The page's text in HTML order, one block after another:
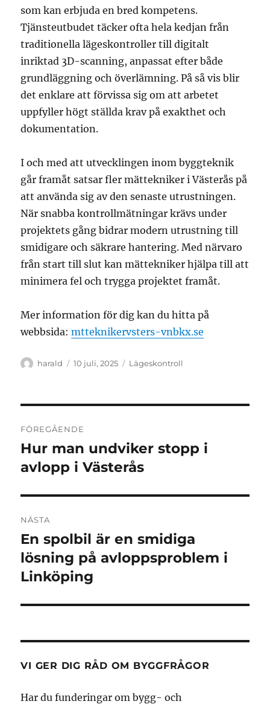
som kan erbjuda en bred kompetens.
Tjänsteutbudet täcker ofta hela kedjan från
traditionella lägeskontroller till digitalt
inriktad 3D-scanning, anpassat efter både
grundläggning och överlämning. På så vis blir
det enklare att förvissa sig om att arbetet
uppfyller högt ställda krav på exakthet och
dokumentation.
I och med att utvecklingen inom byggteknik
går framåt satsar fler mättekniker i Västerås på
att använda sig av den senaste utrustningen.
När snabba kontrollmätningar krävs under
projektets gång bidrar modern utrustning till
smidigare och säkrare hantering. Med närvaro
från start till slut kan mättekniker hjälpa till att
minimera fel och trygga projektet framåt.
Mer information för dig kan du hitta på
webbsida:mtteknikervsters-vnbkx.se
Författare
harald
Publicerat
10 juli, 2025 Kategorier
Lägeskontroll
FÖREGÅENDE
Föregående
inlägg:
Hur man undviker stopp i
avlopp i Västerås
NÄSTA
Nästa
inlägg:
En spolbil är en smidiga
lösning på avloppsproblem i
Linköping
VI GER DIG RÅD OM BYGGFRÅGOR
Har du funderingar om bygg- och